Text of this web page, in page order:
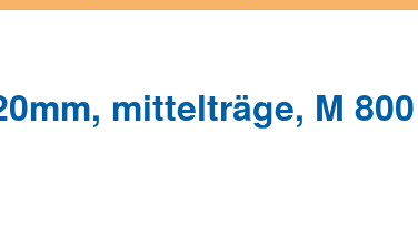
mittelträge, M